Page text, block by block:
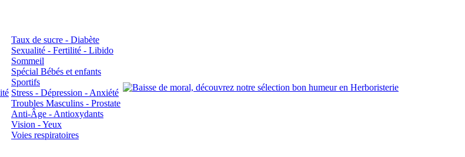
Taux de sucre - Diabète
Sexualité - Fertilité - Libido
Sommeil
Spécial Bébés et enfants
Sportifs
Stress - Dépression - Anxiété
Troubles Masculins - Prostate
Anti-Âge - Antioxydants
Vision - Yeux
Voies respiratoires